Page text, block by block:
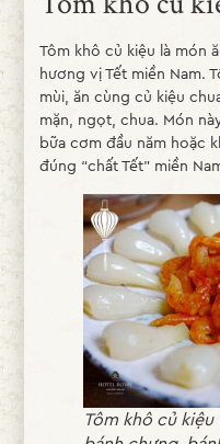
Tôm khô củ kiệu là món
hương vị Tết miền Nam.
mùi, ăn cùng củ kiệu
mặn, ngọt, chua. Món
bữa cơm đầu năm hoặc
đúng “chất Tết” miền
Tôm khô củ